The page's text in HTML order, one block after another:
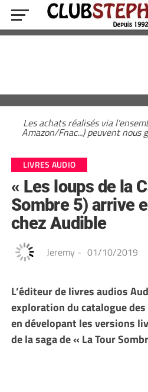
Les achats réalisés via
Amazon/Fnac...) peuvent nous
LIVRES AUDIO
« Les loups de la
Sombre 5) arrive
chez Audible
Jeremy - 01/10/2019
L’éditeur de livres audios
exploration du catalogue
en dévelopant les versions
de la saga de « La Tour